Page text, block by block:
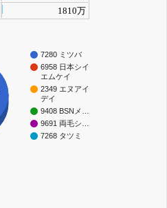
1810万
7280 ミツバ
6958 日本シイ
エムケイ
2349 エヌアイ
デイ
9408 BSNメ…
9691 両毛シ…
7268 タツミ